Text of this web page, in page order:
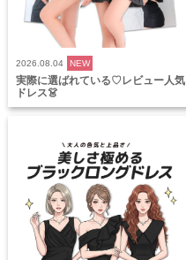
2026.08.04 NEW
実際に選ばれている♡レビュー人気
ドレス👗